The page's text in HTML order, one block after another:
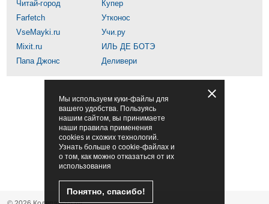
Читай-город
Купер
Farfetch
Утконос
VseMayki.ru
Учи.ру
Mixit.ru
ИЛЬ ДЕ БОТЭ
Папа Джонс
Деливери
Мы используем куки-файлы для
вашего удобства. Пользуясь
нашим сайтом, вы принимаете
наши правила применения
cookies и схожих технологий.
Узнать больше о cookie-файлах и
о том, как можно отказаться от их
использования
Понятно, спасибо!